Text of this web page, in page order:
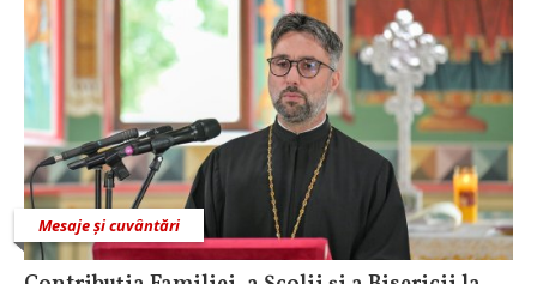
Mesaje și cuvântări